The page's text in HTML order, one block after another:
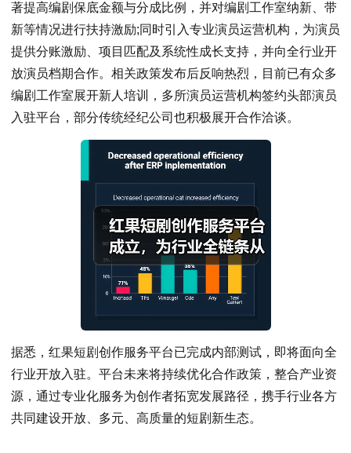
著提高编剧保底金额与分成比例，并对编剧工作室纳新、带
新等情况进行扶持激励;同时引入专业演员运营机构，为演员
提供分账激励、项目匹配及系统性成长支持，并向全行业开
放演员档期合作。相关政策发布后反响热烈，目前已有众多
编剧工作室展开新人培训，多所演员运营机构签约头部演员
入驻平台，部分传统经纪公司也积极展开合作洽谈。
据悉，红果短剧创作服务平台已完成内部测试，即将面向全
行业开放入驻。平台未来将持续优化合作政策，整合产业资
源，通过专业化服务为创作者拓宽发展路径，携手行业各方
共同建设开放、多元、高质量的短剧新生态。